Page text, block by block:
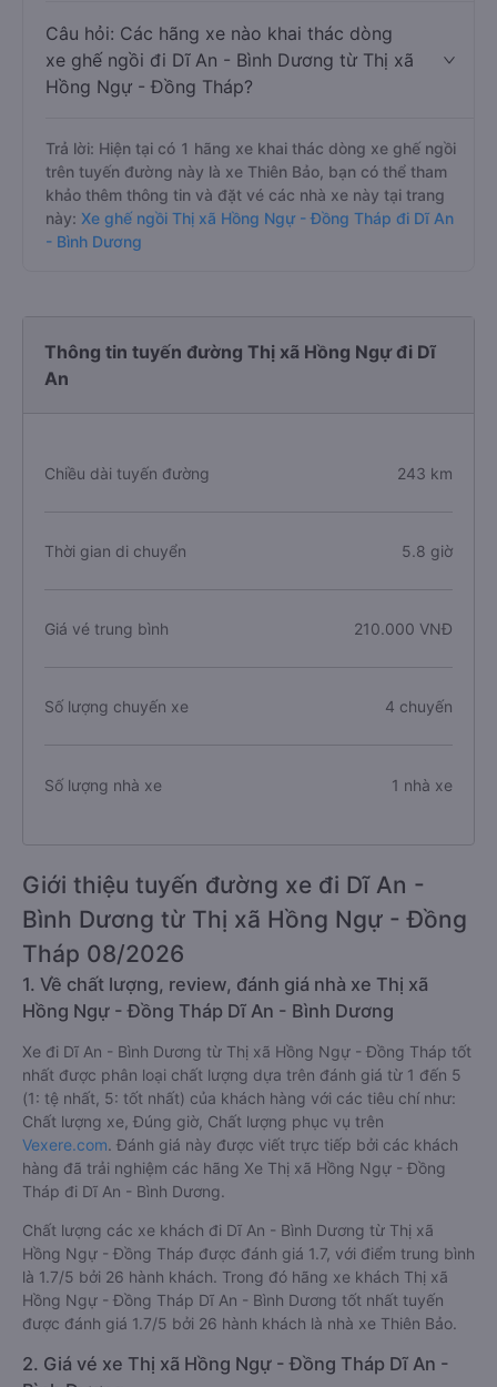
Câu hỏi: Các hãng xe nào khai thác dòng
xe ghế ngồi đi Dĩ An - Bình Dương từ Thị xã
Hồng Ngự - Đồng Tháp?
Trả lời: Hiện tại có 1 hãng xe khai thác dòng xe ghế ngồi
trên tuyến đường này là xe Thiên Bảo, bạn có thể tham
khảo thêm thông tin và đặt vé các nhà xe này tại trang
này: Xe ghế ngồi Thị xã Hồng Ngự - Đồng Tháp đi Dĩ An
- Bình Dương
Thông tin tuyến đường Thị xã Hồng Ngự đi Dĩ
An
Chiều dài tuyến đường 243 km
Thời gian di chuyển 5.8 giờ
Giá vé trung bình 210.000 VNĐ
Số lượng chuyến xe 4 chuyến
Số lượng nhà xe 1 nhà xe
Giới thiệu tuyến đường xe đi Dĩ An -
Bình Dương từ Thị xã Hồng Ngự - Đồng
Tháp 08/2026
1. Về chất lượng, review, đánh giá nhà xe Thị xã
Hồng Ngự - Đồng Tháp Dĩ An - Bình Dương
Xe đi Dĩ An - Bình Dương từ Thị xã Hồng Ngự - Đồng Tháp tốt
nhất được phân loại chất lượng dựa trên đánh giá từ 1 đến 5
(1: tệ nhất, 5: tốt nhất) của khách hàng với các tiêu chí như:
Chất lượng xe, Đúng giờ, Chất lượng phục vụ trên
Vexere.com. Đánh giá này được viết trực tiếp bởi các khách
hàng đã trải nghiệm các hãng Xe Thị xã Hồng Ngự - Đồng
Tháp đi Dĩ An - Bình Dương.
Chất lượng các xe khách đi Dĩ An - Bình Dương từ Thị xã
Hồng Ngự - Đồng Tháp được đánh giá 1.7, với điểm trung bình
là 1.7/5 bởi 26 hành khách. Trong đó hãng xe khách Thị xã
Hồng Ngự - Đồng Tháp Dĩ An - Bình Dương tốt nhất tuyến
được đánh giá 1.7/5 bởi 26 hành khách là nhà xe Thiên Bảo.
2. Giá vé xe Thị xã Hồng Ngự - Đồng Tháp Dĩ An -